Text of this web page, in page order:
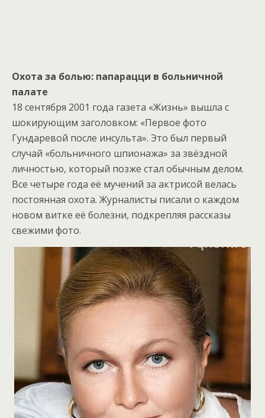
Охота за болью: папарацци в больничной
палате
18 сентября 2001 года газета «Жизнь» вышла с
шокирующим заголовком: «Первое фото
Гундаревой после инсульта». Это был первый
случай «больничного шпионажа» за звёздной
личностью, который позже стал обычным делом.
Все четыре года её мучений за актрисой велась
постоянная охота. Журналисты писали о каждом
новом витке её болезни, подкрепляя рассказы
свежими фото.